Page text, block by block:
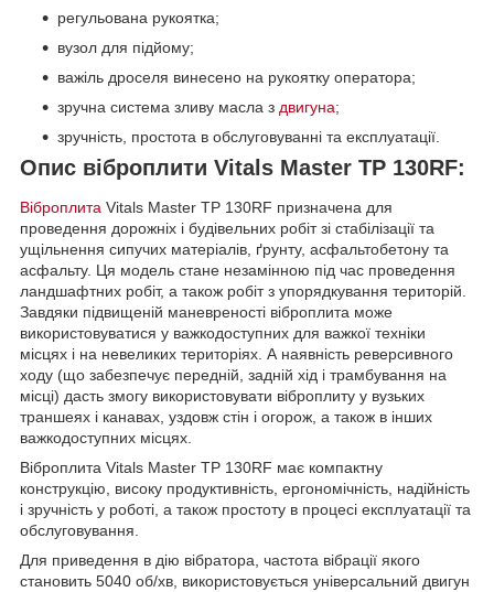
регульована рукоятка;
вузол для підйому;
важіль дроселя винесено на рукоятку оператора;
зручна система зливу масла з двигуна;
зручність, простота в обслуговуванні та експлуатації.
Опис віброплити Vitals Master TP 130RF:
Віброплита Vitals Master TP 130RF призначена для
проведення дорожніх і будівельних робіт зі стабілізації та
ущільнення сипучих матеріалів, ґрунту, асфальтобетону та
асфальту. Ця модель стане незамінною під час проведення
ландшафтних робіт, а також робіт з упорядкування територій.
Завдяки підвищеній маневреності віброплита може
використовуватися у важкодоступних для важкої техніки
місцях і на невеликих територіях. А наявність реверсивного
ходу (що забезпечує передній, задній хід і трамбування на
місці) дасть змогу використовувати віброплиту у вузьких
траншеях і канавах, уздовж стін і огорож, а також в інших
важкодоступних місцях.
Віброплита Vitals Master TP 130RF має компактну
конструкцію, високу продуктивність, ергономічність, надійність
і зручність у роботі, а також простоту в процесі експлуатації та
обслуговування.
Для приведення в дію вібратора, частота вібрації якого
становить 5040 об/хв, використовується універсальний двигун